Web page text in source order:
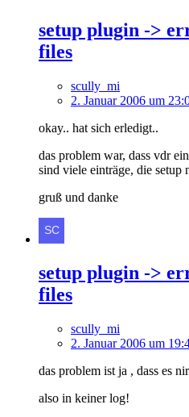
setup plugin ->
files
scully_mi
2. Januar 2006 um
okay.. hat sich erledigt..
das problem war, dass vdr
sind viele einträge, die setup
gruß und danke
setup plugin ->
files
scully_mi
2. Januar 2006 um
das problem ist ja , dass es
also in keiner log!